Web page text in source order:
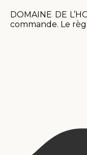
DOMAINE DE
commande. Le